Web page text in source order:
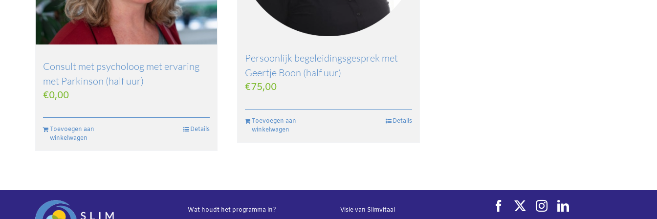
Consult met psycholoog met ervaring
met Parkinson (half uur)
€0,00
Toevoegen aan
winkelwagen
Details
Persoonlijk begeleidingsgesprek met
Geertje Boon (half uur)
€75,00
Toevoegen aan
winkelwagen
Details
Wat houdt het programma in? Visie van Slimvitaal